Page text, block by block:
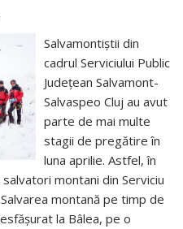
Salvamontiștii din
cadrul Serviciului Public
Județean Salvamont-
Salvaspeo Cluj au avut
parte de mai multe
stagii de pregătire în
luna aprilie. Astfel, în
montani din Serviciu
montană pe timp de
la Bâlea, pe o